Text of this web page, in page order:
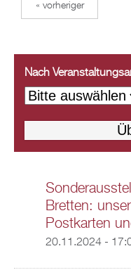
« vorheriger
Nach
Bretten:
Postkarten
20.11.2024 -